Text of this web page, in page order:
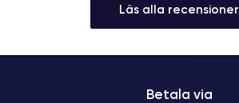
Läs alla recensioner
Betala via